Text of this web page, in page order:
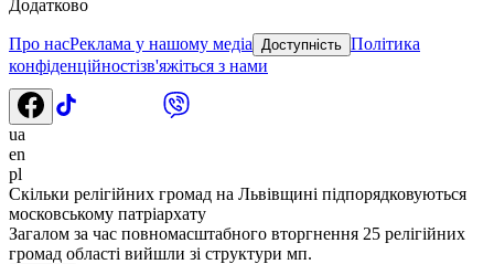
Додатково
Про насРеклама у нашому медіа Доступність Політика
конфіденційностізв'яжіться з нами
ua
en
pl
Скільки релігійних громад на Львівщині підпорядковуються
московському патріархату
Загалом за час повномасштабного вторгнення 25 релігійних
громад області вийшли зі структури мп.